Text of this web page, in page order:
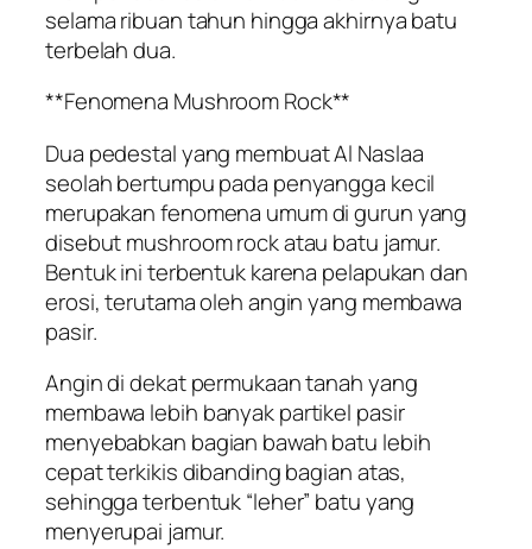
selama ribuan tahun hingga akhirnya batu
terbelah dua.
**Fenomena Mushroom Rock**
Dua pedestal yang membuat Al Naslaa
seolah bertumpu pada penyangga kecil
merupakan fenomena umum di gurun yang
disebut mushroom rock atau batu jamur.
Bentuk ini terbentuk karena pelapukan dan
erosi, terutama oleh angin yang membawa
pasir.
Angin di dekat permukaan tanah yang
membawa lebih banyak partikel pasir
menyebabkan bagian bawah batu lebih
cepat terkikis dibanding bagian atas,
sehingga terbentuk “leher” batu yang
menyerupai jamur.